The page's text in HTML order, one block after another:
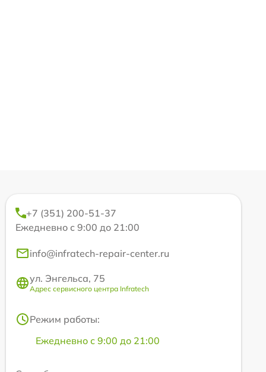
+7 (351) 200-51-37
Ежедневно с 9:00 до 21:00
info@infratech-repair-center.ru
ул. Энгельса, 75
Адрес сервисного центра Infratech
Режим работы:
Ежедневно с 9:00 до 21:00